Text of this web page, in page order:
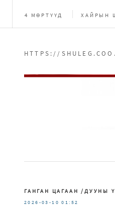
4 МӨРТҮҮД ХАЙРЫН
HTTPS://
ГАНГАН ЦАГААН /ДУУНЫ
2026-03-10 01:52